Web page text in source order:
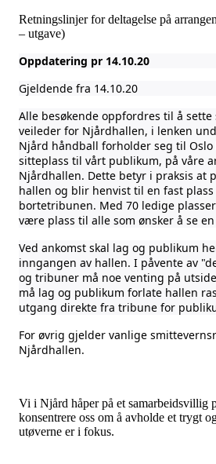
Retningslinjer for deltagelse på
– utgave)
Oppdatering pr 14.10.20
Gjeldende fra 14.10.20
Alle besøkende oppfordres til å sette
veileder for Njårdhallen, i lenken
Njård håndball forholder seg til
sitteplass til vårt publikum, på våre
Njårdhallen. Dette betyr i praksis at
hallen og blir henvist til en fast
bortetribunen. Med 70 ledige
være plass til alle som ønsker å se
Ved ankomst skal lag og publikum
inngangen av hallen. I påvente av
og tribuner må noe venting på
må lag og publikum forlate hallen
utgang direkte fra tribune for
For øvrig gjelder vanlige
Njårdhallen.
Vi i Njård håper på et samarbeidsvillig
konsentrere oss om å avholde et trygt
utøverne er i fokus.